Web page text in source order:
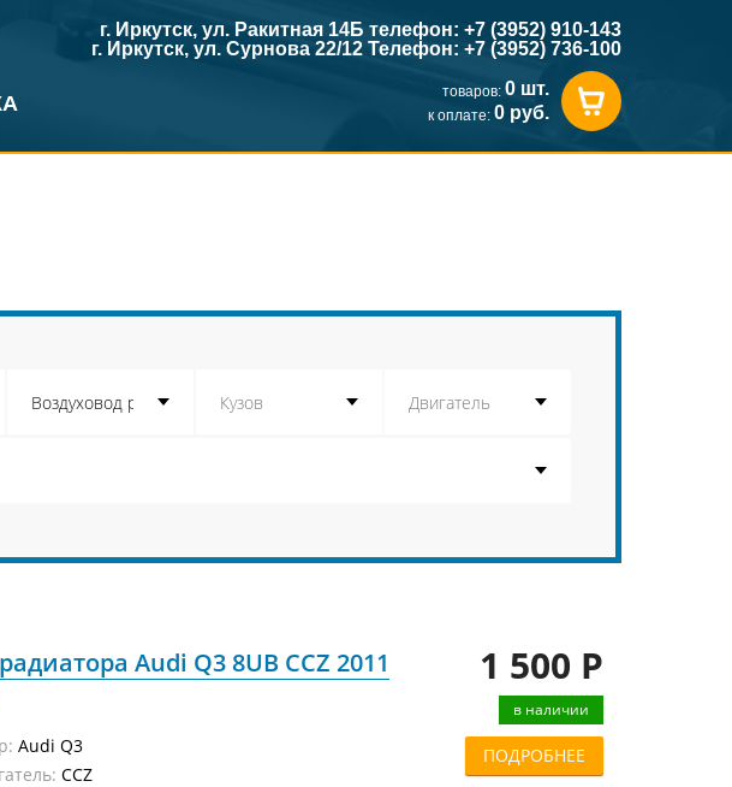
г. Иркутск, ул. Ракитная 14Б телефон: +7 (3952) 910-143
г. Иркутск, ул. Сурнова 22/12 Телефон: +7 (3952) 736-100
товаров: 0 шт.
к оплате: 0 руб.
Audi Q3 8UB CCZ 2011
Audi Q3
CCZ
1 500 Р
в наличии
ПОДРОБНЕЕ